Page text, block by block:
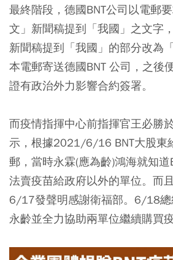
最終階段，德國BNT公司以電郵
文」新聞稿提到「我國」之文字
新聞稿提到「我國」的部分改為
本電郵寄送德國BNT 公司，之後
證有政治外力影響合約簽署。
而疫情指揮中心前指揮官王必勝
示，根據2021/6/16 BNT大股東
郵，當時永霖(應為齡)鴻海就知
法賣疫苗給政府以外的單位。而
6/17發聲明感謝衛福部。6/18總
永齡並全力協助兩單位繼續購買疫